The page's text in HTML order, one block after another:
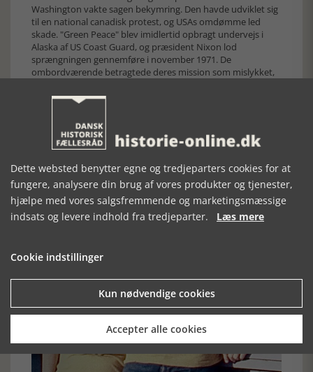
Washington vakte sagen bekymring. Den havde udviklet sig
til en national canadisk protest, og USAs omdømme led
skade. "Green Peace" blev imidlertid opbragt undervejs i
Alaska af US Coast Guard, og præsident Nixon lod
sprængningen gennemføre i november 1971. De
ombordværende betragtede deres mission som mislykket,
helte, og historien om deres protestsejlads gik jorden rundt.
miljø- og fredsbevægelse. I 1972 skiftede bevægelsen navn
til "Green Peace".
Dette websted benytter egne og tredjeparters cookies for at
fungere, analysere din brug af vores produkter og tjenester,
hjælpe med vores salgsfremmende og marketingsmæssige
indsats og levere indhold fra tredjeparter. Læs mere
Cookie indstillinger
Kun nødvendige cookies
Accepter alle cookies